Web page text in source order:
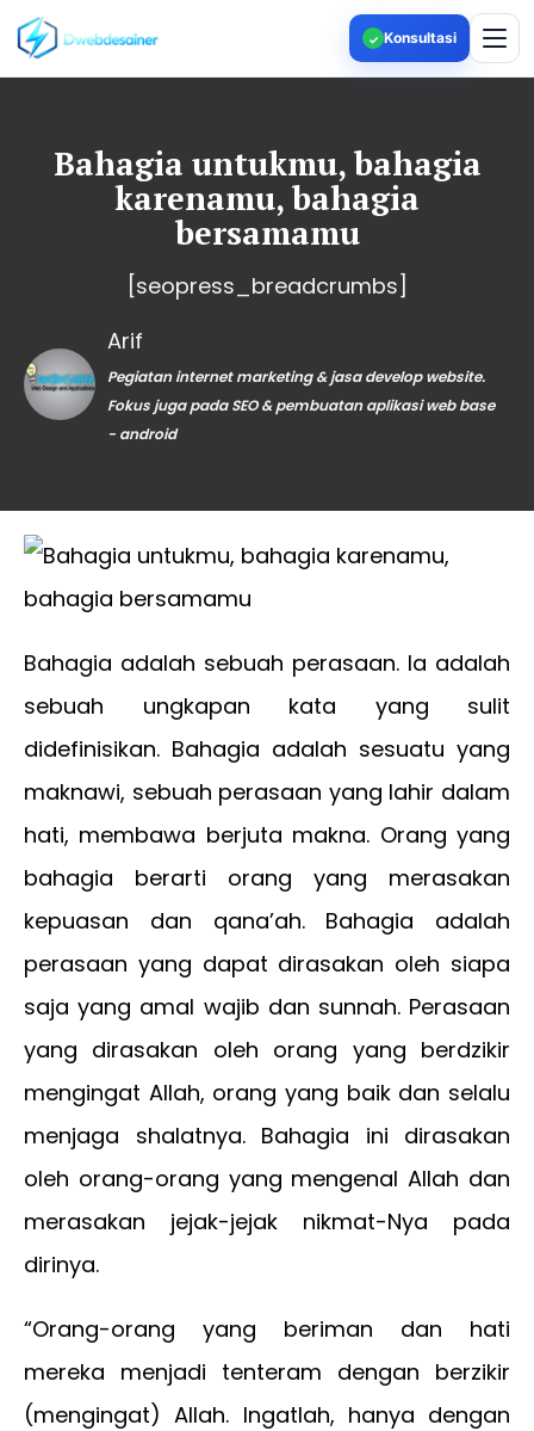
✓ Konsultasi
Bahagia untukmu, bahagia
karenamu, bahagia
bersamamu
[seopress_breadcrumbs]
Arif
Pegiatan internet marketing & jasa develop website.
Fokus juga pada SEO & pembuatan aplikasi web base
- android
Bahagia adalah sebuah perasaan. Ia adalah
sebuah ungkapan kata yang sulit
didefinisikan. Bahagia adalah sesuatu yang
maknawi, sebuah perasaan yang lahir dalam
hati, membawa berjuta makna. Orang yang
bahagia berarti orang yang merasakan
kepuasan dan qana’ah. Bahagia adalah
perasaan yang dapat dirasakan oleh siapa
saja yang amal wajib dan sunnah. Perasaan
yang dirasakan oleh orang yang berdzikir
mengingat Allah, orang yang baik dan selalu
menjaga shalatnya. Bahagia ini dirasakan
oleh orang-orang yang mengenal Allah dan
merasakan jejak-jejak nikmat-Nya pada
dirinya.
“Orang-orang yang beriman dan hati
mereka menjadi tenteram dengan berzikir
(mengingat) Allah. Ingatlah, hanya dengan